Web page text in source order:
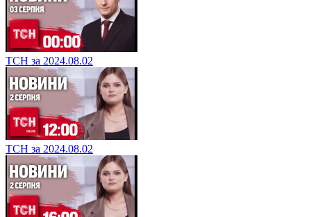
ТСН за 2024.08.02
ТСН за 2024.08.02